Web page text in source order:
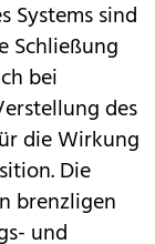
Systems sind
Schließung
bei
des
die Wirkung
Die
brenzligen
und